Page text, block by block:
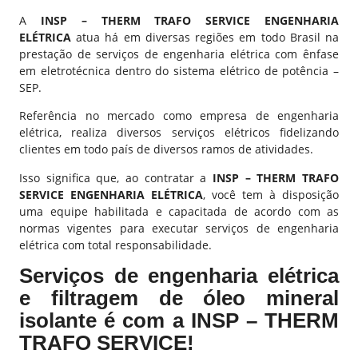
A INSP – THERM TRAFO SERVICE ENGENHARIA
ELÉTRICA atua há em diversas regiões em todo Brasil na
prestação de serviços de engenharia elétrica com ênfase
em eletrotécnica dentro do sistema elétrico de potência –
SEP.
Referência no mercado como empresa de engenharia
elétrica, realiza diversos serviços elétricos fidelizando
clientes em todo país de diversos ramos de atividades.
Isso significa que, ao contratar a INSP – THERM TRAFO
SERVICE ENGENHARIA ELÉTRICA, você tem à disposição
uma equipe habilitada e capacitada de acordo com as
normas vigentes para executar serviços de engenharia
elétrica com total responsabilidade.
Serviços de engenharia elétrica
e filtragem de óleo mineral
isolante é com a INSP – THERM
TRAFO SERVICE!